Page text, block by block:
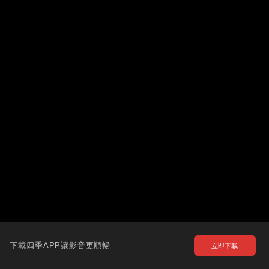
下載四季APP讓影音更順暢 立即下載